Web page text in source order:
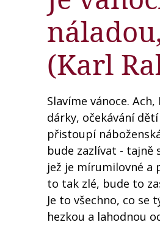
(Karl
Slavíme vánoce.
dárky, očekávání
přistoupí
bude zazlívat -
jež je mírumilovné a
to tak zlé, bude to
Je to všechno, co se
hezkou a lahodnou